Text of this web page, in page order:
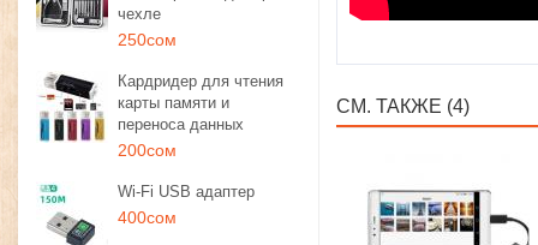
чехле
250сом
Кардридер для чтения
карты памяти и
переноса данных
200сом
Wi-Fi USB адаптер
400сом
СМ. ТАКЖЕ (4)